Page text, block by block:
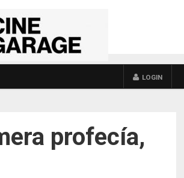
LOGIN
profecía,